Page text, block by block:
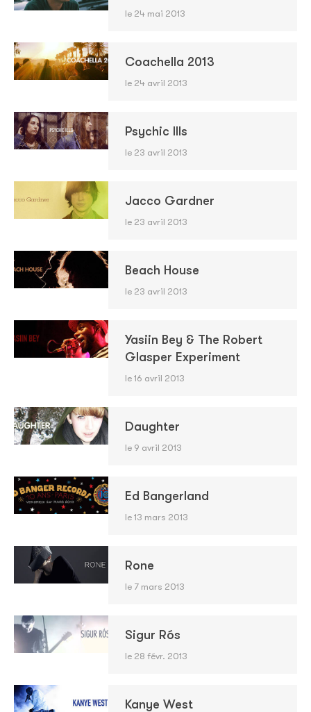
le 24 mai 2013
Coachella 2013
le 24 avril 2013
Psychic Ills
le 23 avril 2013
Jacco Gardner
le 23 avril 2013
Beach House
le 23 avril 2013
Yasiin Bey & The Robert
Glasper Experiment
le 16 avril 2013
Daughter
le 9 avril 2013
Ed Bangerland
le 13 mars 2013
Rone
le 7 mars 2013
Sigur Rós
le 28 févr. 2013
Kanye West